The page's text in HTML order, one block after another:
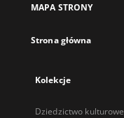
karcie
MAPA STRONY
Strona główna
Kolekcje
Dziedzictwo kulturowe